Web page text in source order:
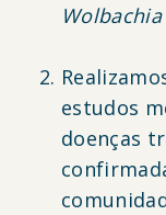
Wolbachia
estudos
doenças